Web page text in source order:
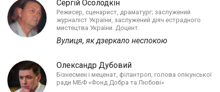
Сергій Осолодкін
Режисер, сценарист, драматург; заслужений
журналіст України, заслужений діяч естрадного
мистецтва України. Доцент.
Вулиця, як дзеркало неспокою
Олександр Дубовий
Бізнесмен і меценат, філантроп, голова опікунської
ради МБФ «Фонд Добра та Любові»